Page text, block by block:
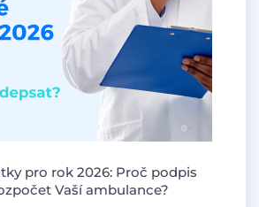
pro rok 2026: Proč podpis
Vaší ambulance?